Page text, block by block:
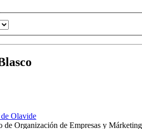
Olavide
de Organización de Empresas y